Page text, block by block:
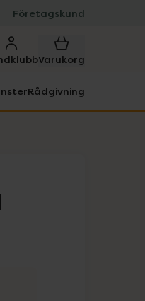
Företagskund
Varukorg
Rådgivning